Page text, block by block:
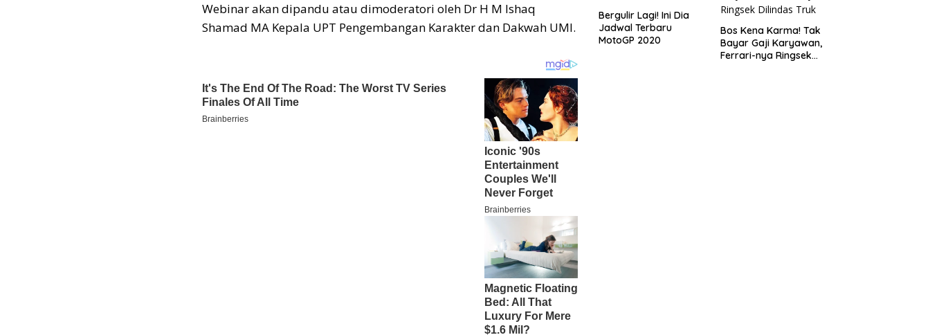
Webinar akan dipandu atau dimoderatori oleh Dr H M Ishaq
Shamad MA Kepala UPT Pengembangan Karakter dan Dakwah UMI.
Bergulir Lagi! Ini Dia
Jadwal Terbaru
MotoGP 2020
Bos Kena Karma! Tak
Bayar Gaji Karyawan,
Ferrari-nya Ringsek